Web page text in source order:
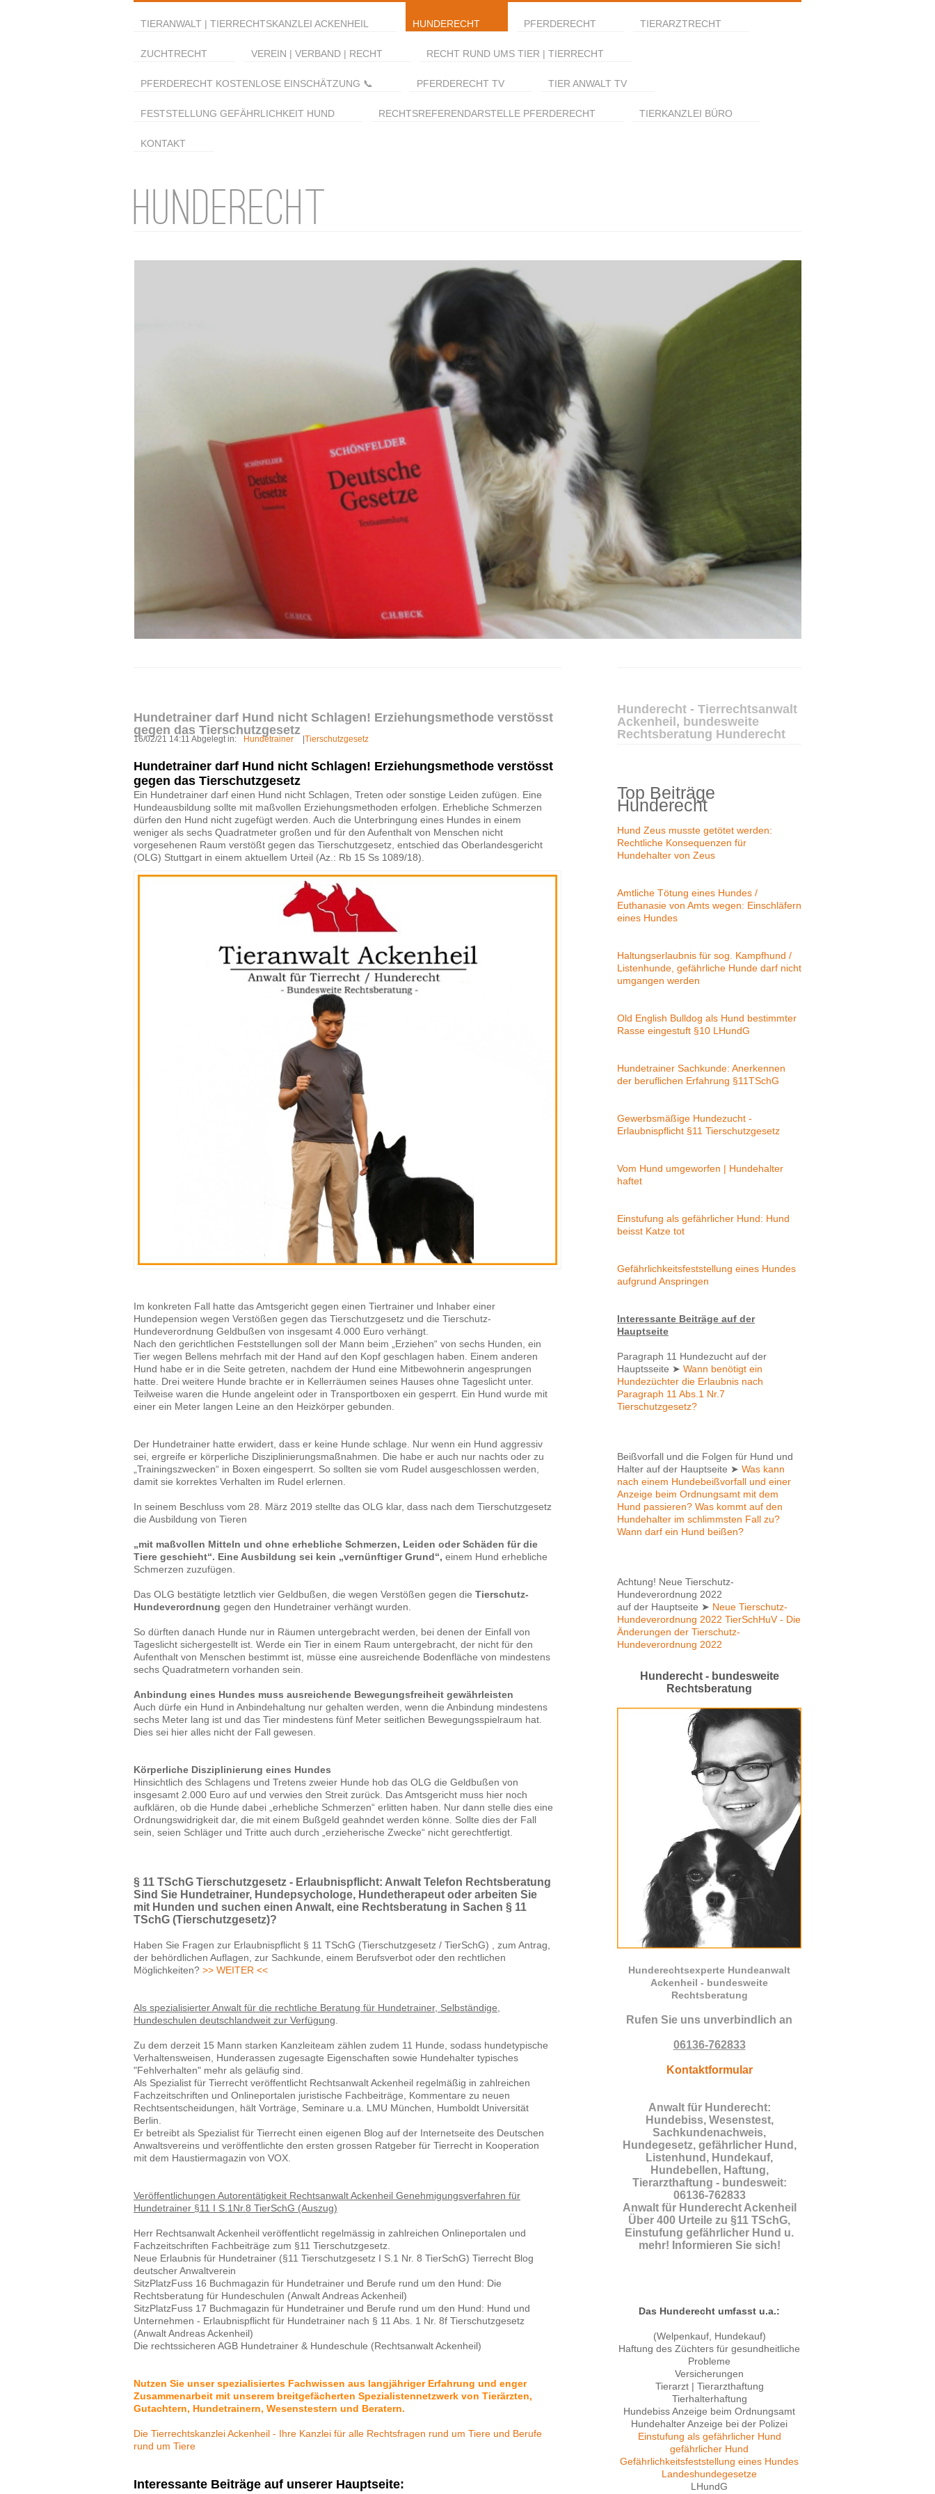
TIERANWALT | TIERRECHTSKANZLEI ACKENHEIL HUNDERECHT PFERDERECHT TIERARZTRECHT
ZUCHTRECHT VEREIN | VERBAND | RECHT RECHT RUND UMS TIER | TIERRECHT
PFERDERECHT KOSTENLOSE EINSCHÄTZUNG 📞 PFERDERECHT TV TIER ANWALT TV
FESTSTELLUNG GEFÄHRLICHKEIT HUND RECHTSREFERENDARSTELLE PFERDERECHT TIERKANZLEI BÜRO
KONTAKT
HUNDERECHT
Hundetrainer darf Hund nicht Schlagen! Erziehungsmethode verstösst
gegen das Tierschutzgesetz
16/02/21 14:11 Abgelegt in: Hundetrainer Tierschutzgesetz
Hundetrainer darf Hund nicht Schlagen! Erziehungsmethode verstösst
gegen das Tierschutzgesetz
Ein Hundetrainer darf einen Hund nicht Schlagen, Treten oder sonstige Leiden zufügen. Eine
Hundeausbildung sollte mit maßvollen Erziehungsmethoden erfolgen. Erhebliche Schmerzen
dürfen den Hund nicht zugefügt werden. Auch die Unterbringung eines Hundes in einem
weniger als sechs Quadratmeter großen und für den Aufenthalt von Menschen nicht
vorgesehenen Raum verstößt gegen das Tierschutzgesetz, entschied das Oberlandesgericht
(OLG) Stuttgart in einem aktuellem Urteil (Az.: Rb 15 Ss 1089/18).
Im konkreten Fall hatte das Amtsgericht gegen einen Tiertrainer und Inhaber einer
Hundepension wegen Verstößen gegen das Tierschutzgesetz und die Tierschutz-
Hundeverordnung Geldbußen von insgesamt 4.000 Euro verhängt.
Nach den gerichtlichen Feststellungen soll der Mann beim „Erziehen“ von sechs Hunden, ein
Tier wegen Bellens mehrfach mit der Hand auf den Kopf geschlagen haben. Einem anderen
Hund habe er in die Seite getreten, nachdem der Hund eine Mitbewohnerin angesprungen
hatte. Drei weitere Hunde brachte er in Kellerräumen seines Hauses ohne Tageslicht unter.
Teilweise waren die Hunde angeleint oder in Transportboxen ein gesperrt. Ein Hund wurde mit
einer ein Meter langen Leine an den Heizkörper gebunden.
Der Hundetrainer hatte erwidert, dass er keine Hunde schlage. Nur wenn ein Hund aggressiv
sei, ergreife er körperliche Disziplinierungsmaßnahmen. Die habe er auch nur nachts oder zu
„Trainingszwecken“ in Boxen eingesperrt. So sollten sie vom Rudel ausgeschlossen werden,
damit sie korrektes Verhalten im Rudel erlernen.
In seinem Beschluss vom 28. März 2019 stellte das OLG klar, dass nach dem Tierschutzgesetz
die Ausbildung von Tieren
„mit maßvollen Mitteln und ohne erhebliche Schmerzen, Leiden oder Schäden für die
Tiere geschieht“. Eine Ausbildung sei kein „vernünftiger Grund“, einem Hund erhebliche
Schmerzen zuzufügen.
Das OLG bestätigte letztlich vier Geldbußen, die wegen Verstößen gegen die Tierschutz-
Hundeverordnung gegen den Hundetrainer verhängt wurden.
So dürften danach Hunde nur in Räumen untergebracht werden, bei denen der Einfall von
Tageslicht sichergestellt ist. Werde ein Tier in einem Raum untergebracht, der nicht für den
Aufenthalt von Menschen bestimmt ist, müsse eine ausreichende Bodenfläche von mindestens
sechs Quadratmetern vorhanden sein.
Anbindung eines Hundes muss ausreichende Bewegungsfreiheit gewährleisten
Auch dürfe ein Hund in Anbindehaltung nur gehalten werden, wenn die Anbindung mindestens
sechs Meter lang ist und das Tier mindestens fünf Meter seitlichen Bewegungsspielraum hat.
Dies sei hier alles nicht der Fall gewesen.
Körperliche Disziplinierung eines Hundes
Hinsichtlich des Schlagens und Tretens zweier Hunde hob das OLG die Geldbußen von
insgesamt 2.000 Euro auf und verwies den Streit zurück. Das Amtsgericht muss hier noch
aufklären, ob die Hunde dabei „erhebliche Schmerzen“ erlitten haben. Nur dann stelle dies eine
Ordnungswidrigkeit dar, die mit einem Bußgeld geahndet werden könne. Sollte dies der Fall
sein, seien Schläger und Tritte auch durch „erzieherische Zwecke“ nicht gerechtfertigt.
§ 11 TSchG Tierschutzgesetz - Erlaubnispflicht: Anwalt Telefon Rechtsberatung
Sind Sie Hundetrainer, Hundepsychologe, Hundetherapeut oder arbeiten Sie
mit Hunden und suchen einen Anwalt, eine Rechtsberatung in Sachen § 11
TSchG (Tierschutzgesetz)?
Haben Sie Fragen zur Erlaubnispflicht § 11 TSchG (Tierschutzgesetz / TierSchG) , zum Antrag,
der behördlichen Auflagen, zur Sachkunde, einem Berufsverbot oder den rechtlichen
Möglichkeiten? >> WEITER <<
Als spezialisierter Anwalt für die rechtliche Beratung für Hundetrainer, Selbständige,
Hundeschulen deutschlandweit zur Verfügung
Zu dem derzeit 15 Mann starken Kanzleiteam zählen zudem 11 Hunde, sodass hundetypische
Verhaltensweisen, Hunderassen zugesagte Eigenschaften sowie Hundehalter typisches
"Fehlverhalten" mehr als geläufig sind.
Als Spezialist für Tierrecht veröffentlicht Rechtsanwalt Ackenheil regelmäßig in zahlreichen
Fachzeitschriften und Onlineportalen juristische Fachbeiträge, Kommentare zu neuen
Rechtsentscheidungen, hält Vorträge, Seminare u.a. LMU München, Humboldt Universität
Berlin.
Er betreibt als Spezialist für Tierrecht einen eigenen Blog auf der Internetseite des Deutschen
Anwaltsvereins und veröffentlichte den ersten grossen Ratgeber für Tierrecht in Kooperation
mit dem Haustiermagazin von VOX.
Veröffentlichungen Autorentätigkeit Rechtsanwalt Ackenheil Genehmigungsverfahren für
Hundetrainer §11 I S.1Nr.8 TierSchG (Auszug)
Herr Rechtsanwalt Ackenheil veröffentlicht regelmässig in zahlreichen Onlineportalen und
Fachzeitschriften Fachbeiträge zum §11 Tierschutzgesetz.
Neue Erlaubnis für Hundetrainer (§11 Tierschutzgesetz I S.1 Nr. 8 TierSchG) Tierrecht Blog
deutscher Anwaltverein
SitzPlatzFuss 16 Buchmagazin für Hundetrainer und Berufe rund um den Hund: Die
Rechtsberatung für Hundeschulen (Anwalt Andreas Ackenheil)
SitzPlatzFuss 17 Buchmagazin für Hundetrainer und Berufe rund um den Hund: Hund und
Unternehmen - Erlaubnispflicht für Hundetrainer nach § 11 Abs. 1 Nr. 8f Tierschutzgesetz
(Anwalt Andreas Ackenheil)
Die rechtssicheren AGB Hundetrainer & Hundeschule (Rechtsanwalt Ackenheil)
Nutzen Sie unser spezialisiertes Fachwissen aus langjähriger Erfahrung und enger
Zusammenarbeit mit unserem breitgefächerten Spezialistennetzwerk von Tierärzten,
Gutachtern, Hundetrainern, Wesenstestern und Beratern.
Die Tierrechtskanzlei Ackenheil - Ihre Kanzlei für alle Rechtsfragen rund um Tiere und Berufe
rund um Tiere
Interessante Beiträge auf unserer Hauptseite:
Hunderecht - Tierrechtsanwalt
Ackenheil, bundesweite
Rechtsberatung Hunderecht
Top Beiträge
Hunderecht
Hund Zeus musste getötet werden:
Rechtliche Konsequenzen für
Hundehalter von Zeus
Amtliche Tötung eines Hundes /
Euthanasie von Amts wegen: Einschläfern
eines Hundes
Haltungserlaubnis für sog. Kampfhund /
Listenhunde, gefährliche Hunde darf nicht
umgangen werden
Old English Bulldog als Hund bestimmter
Rasse eingestuft §10 LHundG
Hundetrainer Sachkunde: Anerkennen
der beruflichen Erfahrung §11TSchG
Gewerbsmäßige Hundezucht -
Erlaubnispflicht §11 Tierschutzgesetz
Vom Hund umgeworfen | Hundehalter
haftet
Einstufung als gefährlicher Hund: Hund
beisst Katze tot
Gefährlichkeitsfeststellung eines Hundes
aufgrund Anspringen
Interessante Beiträge auf der
Hauptseite
Paragraph 11 Hundezucht auf der
Hauptsseite ➤ Wann benötigt ein
Hundezüchter die Erlaubnis nach
Paragraph 11 Abs.1 Nr.7
Tierschutzgesetz?
Beißvorfall und die Folgen für Hund und
Halter auf der Hauptseite ➤ Was kann
nach einem Hundebeißvorfall und einer
Anzeige beim Ordnungsamt mit dem
Hund passieren? Was kommt auf den
Hundehalter im schlimmsten Fall zu?
Wann darf ein Hund beißen?
Achtung! Neue Tierschutz-
Hundeverordnung 2022
auf der Hauptseite ➤ Neue Tierschutz-
Hundeverordnung 2022 TierSchHuV - Die
Änderungen der Tierschutz-
Hundeverordnung 2022
Hunderecht - bundesweite
Rechtsberatung
Hunderechtsexperte Hundeanwalt
Ackenheil - bundesweite
Rechtsberatung
Rufen Sie uns unverbindlich an
06136-762833
Kontaktformular
Anwalt für Hunderecht:
Hundebiss, Wesenstest,
Sachkundenachweis,
Hundegesetz, gefährlicher Hund,
Listenhund, Hundekauf,
Hundebellen, Haftung,
Tierarzthaftung - bundesweit:
06136-762833
Anwalt für Hunderecht Ackenheil
Über 400 Urteile zu §11 TSchG,
Einstufung gefährlicher Hund u.
mehr! Informieren Sie sich!
Das Hunderecht umfasst u.a.:
(Welpenkauf, Hundekauf)
Haftung des Züchters für gesundheitliche
Probleme
Versicherungen
Tierarzt | Tierarzthaftung
Tierhalterhaftung
Hundebiss Anzeige beim Ordnungsamt
Hundehalter Anzeige bei der Polizei
Einstufung als gefährlicher Hund
gefährlicher Hund
Gefährlichkeitsfeststellung eines Hundes
Landeshundegesetze
LHundG